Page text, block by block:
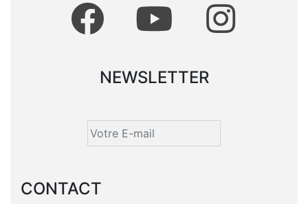
NEWSLETTER
CONTACT